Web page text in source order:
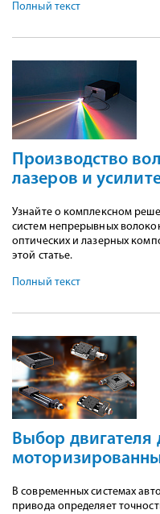
Полный текст
Производство
лазеров и
Узнайте о комплексном
систем непрерывных
оптических и лазерных
этой статье.
Полный текст
Выбор двигателя
В современных системах
привода определяет